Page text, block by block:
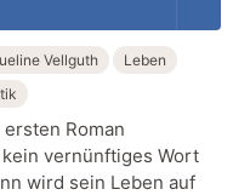
Vellguth
Leben
Roman
vernünftiges Wort
wird sein Leben auf